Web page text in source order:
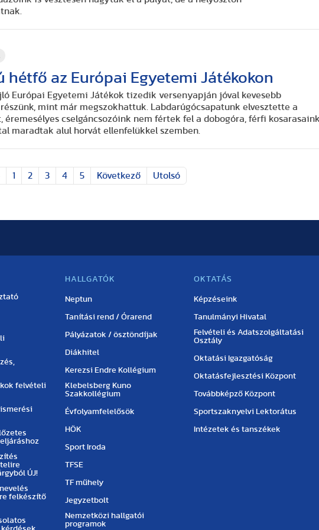
hétfő az Európai Egyetemi Játékokon
Európai Egyetemi Játékok tizedik versenyapján jóval kevesebb
mint már megszokhattuk. Labdarúgócsapatunk elvesztette a
éremesélyes cselgáncsozóink nem fértek fel a dobogóra, férfi
maradtak alul horvát ellenfelükkel szemben.
1 2 3 4 5 Következő Utolsó
felvételi
ÚJ!
felkészítő
HALLGATÓK
Neptun
Tanítási rend / Órarend
Pályázatok / ösztöndíjak
Diákhitel
Kerezsi Endre Kollégium
Klebelsberg Kuno
Szakkollégium
Évfolyamfelelősök
HÖK
Sport Iroda
TFSE
TF műhely
Jegyzetbolt
Nemzetközi hallgatói
programok
OKTATÁS
Képzéseink
Tanulmányi Hivatal
Felvételi és Adatszolgáltatási
Osztály
Oktatási Igazgatóság
Oktatásfejlesztési Központ
Továbbképző Központ
Sportszaknyelvi Lektorátus
Intézetek és tanszékek